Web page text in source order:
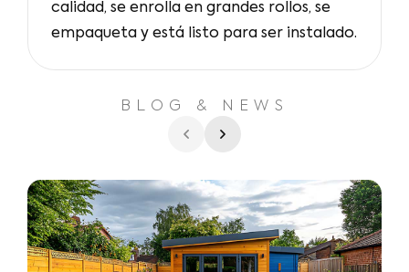
calidad, se enrolla en grandes rollos, se
empaqueta y está listo para ser instalado.
BLOG & NEWS